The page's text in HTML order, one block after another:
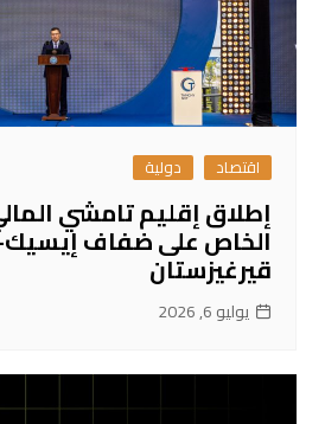
اقتصاد دولية
إطلاق إقليم تامشي
الخاص على ضفاف
قيرغيزستان
يوليو 6, 2026